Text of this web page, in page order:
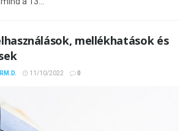
mellékhatások és
11/10/2022 0